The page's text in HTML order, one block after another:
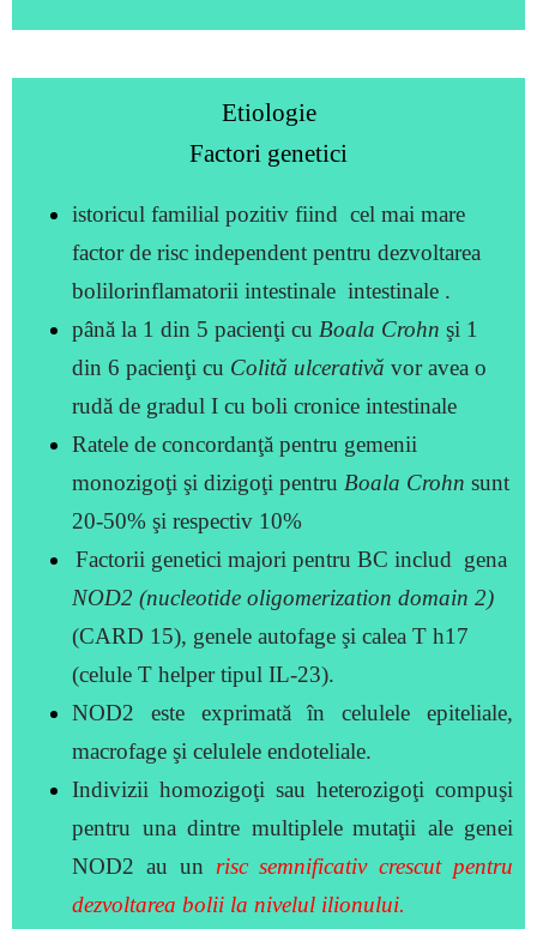
Etiologie
Factori genetici
istoricul familial pozitiv fiind cel mai mare
factor de risc independent pentru dezvoltarea
bolilorinflamatorii intestinale intestinale .
până la 1 din 5 pacienţi cu Boala Crohn şi 1
din 6 pacienţi cu Colită ulcerativă vor avea o
rudă de gradul I cu boli cronice intestinale
Ratele de concordanţă pentru gemenii
monozigoţi şi dizigoţi pentru Boala Crohn sunt
20-50% şi respectiv 10%
Factorii genetici majori pentru BC includ gena
NOD2 (nucleotide oligomerization domain 2)
(CARD 15), genele autofage şi calea T h17
(celule T helper tipul IL-23).
NOD2 este exprimată în celulele epiteliale,
macrofage şi celulele endoteliale.
Indivizii homozigoţi sau heterozigoţi compuşi
pentru una dintre multiplele mutaţii ale genei
NOD2 au un risc semnificativ crescut pentru
dezvoltarea bolii la nivelul ilionului.